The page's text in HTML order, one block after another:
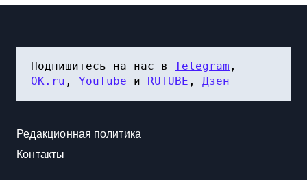
Подпишитесь на нас в Telegram
OK.ru , YouTube и RUTUBE , Дзен
Редакционная политика
Контакты